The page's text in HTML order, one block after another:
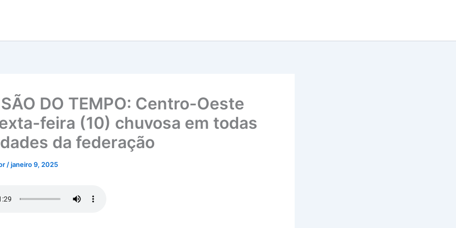
DO TEMPO: Centro-Oeste
feira (10) chuvosa em todas
da federação
/janeiro 9, 2025